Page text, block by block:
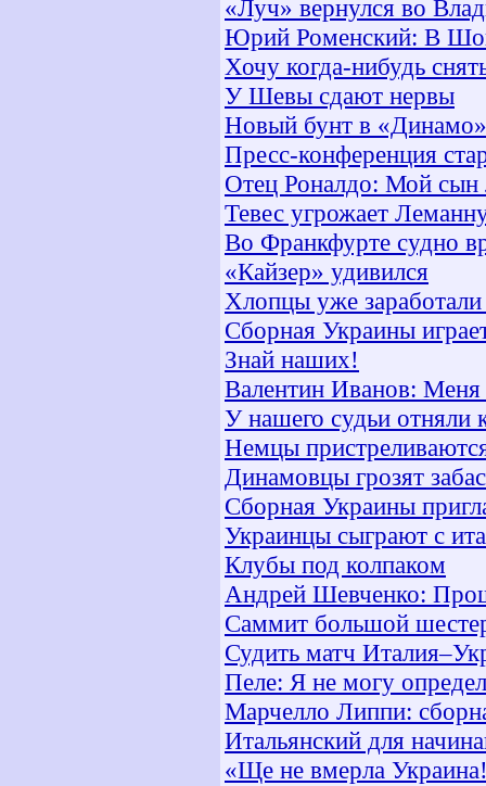
«Луч» вернулся во
Юрий Роменский: В
Хочу когда-нибудь
У Шевы сдают нервы
Новый бунт в «Динамо»
Пресс-конференция
Отец Роналдо: Мой
Тевес угрожает
Во Франкфурте судно
«Кайзер» удивился
Хлопцы уже
Сборная Украины
Знай наших!
Валентин Иванов:
У нашего судьи отняли
Немцы
Динамовцы грозят
Сборная Украины
Украинцы сыграют с
Клубы под колпаком
Андрей Шевченко:
Саммит большой
Судить матч
Пеле: Я не могу
Марчелло Липпи:
Итальянский для
«Ще не вмерла